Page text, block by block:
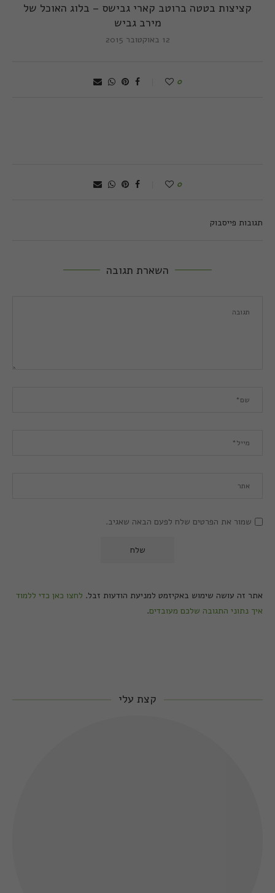
קציצות בטטה ברוטב קארי גבישס – בלוג האוכל של
מירב גביש
12 באוקטובר 2015
0
0
תגובות פייסבוק
השארת תגובה
שמור את הפרטים שלח לפעם הבאה שאגיב.
אתר זה עושה שימוש באקיזמט למניעת הודעות זבל. לחצו כאן כדי ללמוד
איך נתוני התגובה שלכם מעובדים.
קצת עלי